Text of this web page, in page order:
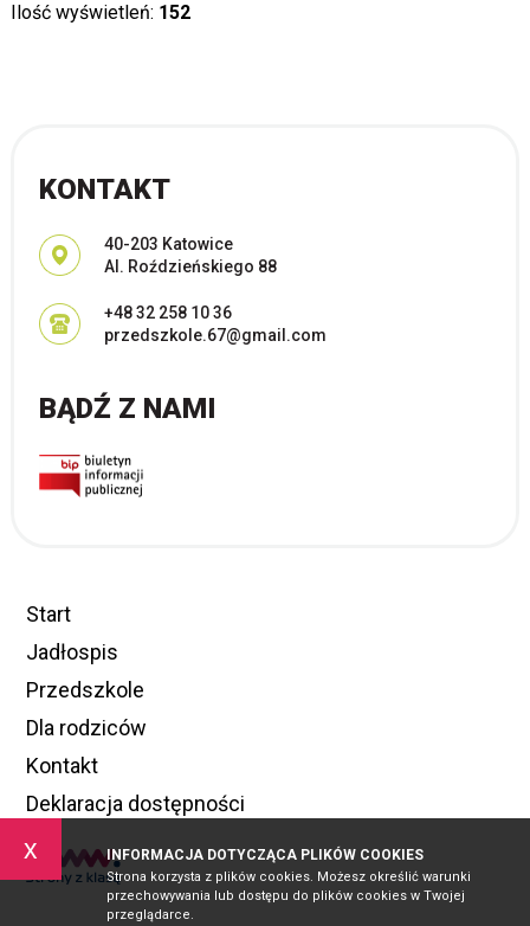
x INFORMACJA DOTYCZĄCA PLIKÓW COOKIES
Strona korzysta z plików cookies. Możesz określić warunki
przechowywania lub dostępu do plików cookies w Twojej
przeglądarce.
Ilość wyświetleń: 152
KONTAKT
Adres pocztowy:
40-203 Katowice
Al. Roździeńskiego 88
+48 32 258 10 36
przedszkole.67@gmail.com
BĄDŹ Z NAMI
Start
Jadłospis
Przedszkole
Dla rodziców
Kontakt
Deklaracja dostępności